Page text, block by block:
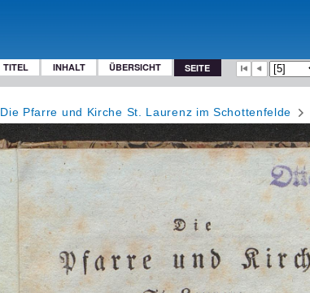
TITEL INHALT ÜBERSICHT SEITE
Die Pfarre und Kirche St. Laurenz im Schottenfelde